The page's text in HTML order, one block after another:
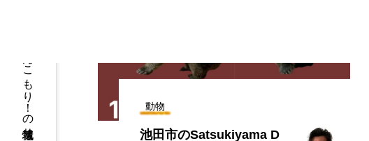
箕面と池田の地元ネタがてんこもり！の地域情報サイト！ 動物
池田市のSatsukiyama D